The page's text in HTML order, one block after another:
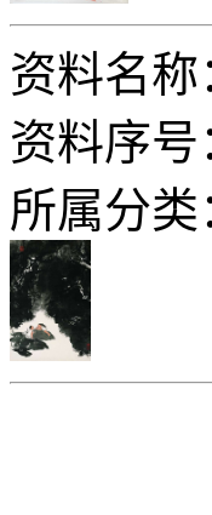
资料名称
资料序号
所属分类